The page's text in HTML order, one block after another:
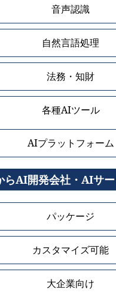
音声認識
自然言語処理
法務・知財
各種AIツール
AIプラットフォーム
らAI開発会社・AIサ
パッケージ
カスタマイズ可能
大企業向け